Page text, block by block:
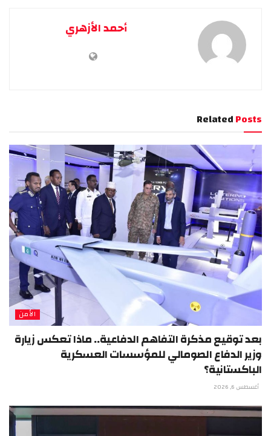
أحمد الأزهري
RelatedPosts
الأمن
بعد توقيع مذكرة التفاهم الدفاعية.. ماذا تعكس زيارة
وزير الدفاع الصومالي للمؤسسات العسكرية
الباكستانية؟
أغسطس 6, 2026